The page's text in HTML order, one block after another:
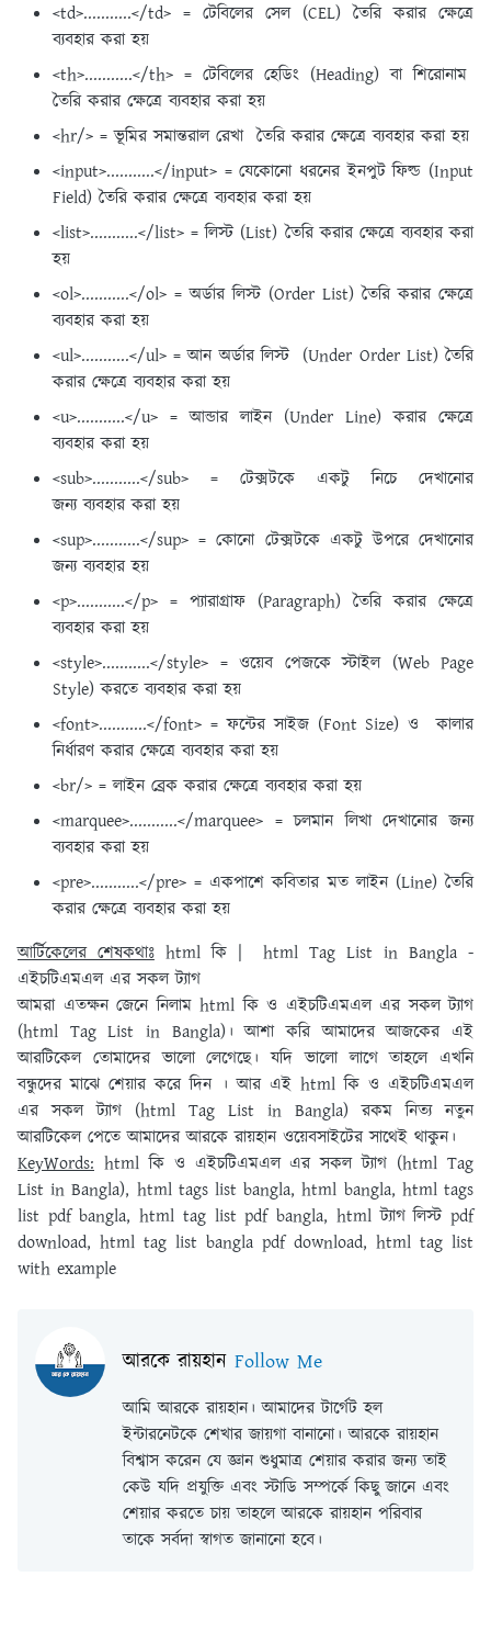
<td>...........</td> = টেবিলের সেল (CEL) তৈরি করার ক্ষেত্রে
ব্যবহার করা হয়
<th>...........</th> = টেবিলের হেডিং (Heading) বা শিরোনাম
তৈরি করার ক্ষেত্রে ব্যবহার করা হয়
<hr/> = ভূমির সমান্তরাল রেখা তৈরি করার ক্ষেত্রে ব্যবহার করা হয়
<input>...........</input> = যেকোনো ধরনের ইনপুট ফিল্ড (Input
Field) তৈরি করার ক্ষেত্রে ব্যবহার করা হয়
<list>...........</list> = লিস্ট (List) তৈরি করার ক্ষেত্রে ব্যবহার করা
হয়
<ol>...........</ol> = অর্ডার লিস্ট (Order List) তৈরি করার ক্ষেত্রে
ব্যবহার করা হয়
<ul>...........</ul> = আন অর্ডার লিস্ট (Under Order List) তৈরি
করার ক্ষেত্রে ব্যবহার করা হয়
<u>...........</u> = আন্ডার লাইন (Under Line) করার ক্ষেত্রে
ব্যবহার করা হয়
<sub>...........</sub> = টেক্সটকে একটু নিচে দেখানোর
জন্য ব্যবহার করা হয়
<sup>...........</sup> = কোনো টেক্সটকে একটু উপরে দেখানোর
জন্য ব্যবহার হয়
<p>...........</p> = প্যারাগ্রাফ (Paragraph) তৈরি করার ক্ষেত্রে
ব্যবহার করা হয়
<style>...........</style> = ওয়েব পেজকে স্টাইল (Web Page
Style) করতে ব্যবহার করা হয়
<font>...........</font> = ফন্টের সাইজ (Font Size) ও কালার
নির্ধারণ করার ক্ষেত্রে ব্যবহার করা হয়
<br/> = লাইন ব্রেক করার ক্ষেত্রে ব্যবহার করা হয়
<marquee>...........</marquee> = চলমান লিখা দেখানোর জন্য
ব্যবহার করা হয়
<pre>...........</pre> = একপাশে কবিতার মত লাইন (Line) তৈরি
করার ক্ষেত্রে ব্যবহার করা হয়
আর্টিকেলের শেষকথাঃhtml কি | html Tag List in Bangla -
এইচটিএমএল এর সকল ট্যাগ
আমরা এতক্ষন জেনে নিলাম html কি ও এইচটিএমএল এর সকল ট্যাগ
(html Tag List in Bangla)। আশা করি আমাদের আজকের এই
আরটিকেল তোমাদের ভালো লেগেছে। যদি ভালো লাগে তাহলে এখনি
বন্ধুদের মাঝে শেয়ার করে দিন । আর এই html কি ও এইচটিএমএল
এর সকল ট্যাগ (html Tag List in Bangla) রকম নিত্য নতুন
আরটিকেল পেতে আমাদের আরকে রায়হান ওয়েবসাইটের সাথেই থাকুন।
KeyWords: html কি ও এইচটিএমএল এর সকল ট্যাগ (html Tag
List in Bangla), html tags list bangla, html bangla, html tags
list pdf bangla, html tag list pdf bangla, html ট্যাগ লিস্ট pdf
download, html tag list bangla pdf download, html tag list
with example
আরকে রায়হান Follow Me
আমি আরকে রায়হান। আমাদের টার্গেট হল
ইন্টারনেটকে শেখার জায়গা বানানো। আরকে রায়হান
বিশ্বাস করেন যে জ্ঞান শুধুমাত্র শেয়ার করার জন্য তাই
কেউ যদি প্রযুক্তি এবং স্টাডি সম্পর্কে কিছু জানে এবং
শেয়ার করতে চায় তাহলে আরকে রায়হান পরিবার
তাকে সর্বদা স্বাগত জানানো হবে।